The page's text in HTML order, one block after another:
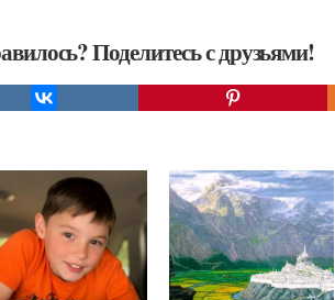
Поделитесь с друзьями!